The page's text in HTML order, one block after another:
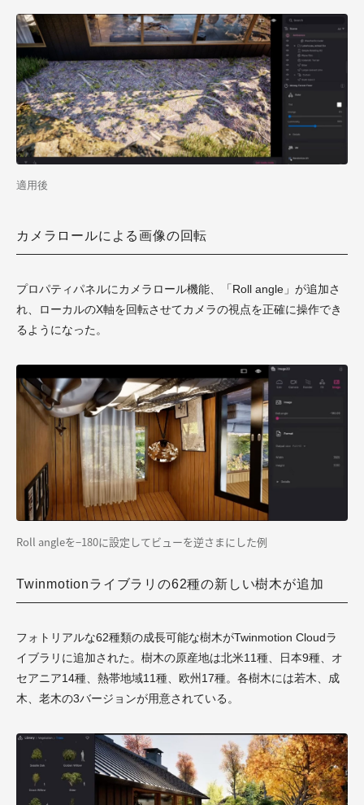
適用後
カメラロールによる画像の回転
プロパティパネルにカメラロール機能、「Roll angle」が追加さ
れ、ローカルのX軸を回転させてカメラの視点を正確に操作でき
るようになった。
Roll angleを−180に設定してビューを逆さまにした例
Twinmotionライブラリの62種の新しい樹木が追加
フォトリアルな62種類の成長可能な樹木がTwinmotion Cloudラ
イブラリに追加された。樹木の原産地は北米11種、日本9種、オ
セアニア14種、熱帯地域11種、欧州17種。各樹木には若木、成
木、老木の3バージョンが用意されている。